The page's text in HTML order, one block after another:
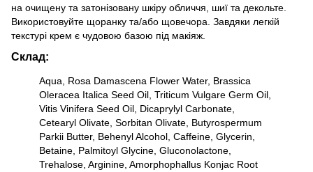
на очищену та затонізовану шкіру обличчя, шиї та декольте.
Використовуйте щоранку та/або щовечора. Завдяки легкій
текстурі крем є чудовою базою під макіяж.
Склад:
Aqua, Rosa Damascena Flower Water, Brassica
Oleracea Italica Seed Oil, Triticum Vulgare Germ Oil,
Vitis Vinifera Seed Oil, Dicaprylyl Carbonate,
Cetearyl Olivate, Sorbitan Olivate, Butyrospermum
Parkii Butter, Behenyl Alcohol, Caffeine, Glycerin,
Betaine, Palmitoyl Glycine, Gluconolactone,
Trehalose, Arginine, Amorphophallus Konjac Root